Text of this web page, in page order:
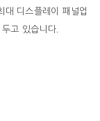
대 디스플레이 패널업
고 있습니다.